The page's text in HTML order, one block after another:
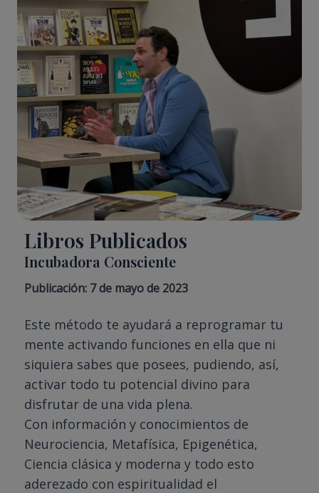
Libros Publicados
Incubadora Consciente
Publicación: 7 de mayo de 2023
Este método te ayudará a reprogramar tu
mente activando funciones en ella que ni
siquiera sabes que posees, pudiendo, así,
activar todo tu potencial divino para
disfrutar de una vida plena.
Con información y conocimientos de
Neurociencia, Metafísica, Epigenética,
Ciencia clásica y moderna y todo esto
aderezado con espiritualidad el